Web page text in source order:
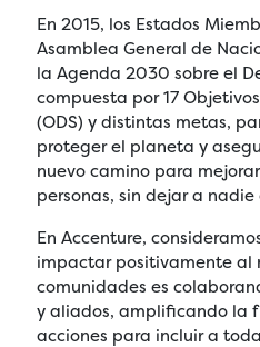
En 2015, los Estados
Asamblea General de
la Agenda 2030 sobre el
compuesta por 17
(ODS) y distintas metas,
proteger el planeta y
nuevo camino para
personas, sin dejar a nadie
En Accenture,
impactar positivamente al
comunidades es
y aliados, amplificando la
acciones para incluir a